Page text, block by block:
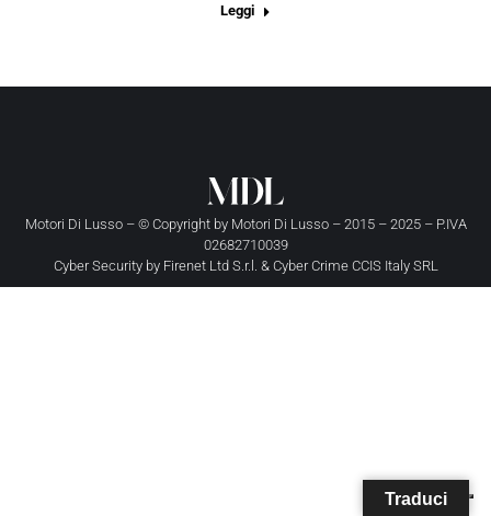
Leggi
Motori Di Lusso – © Copyright by Motori Di Lusso– 2015 – 2025 – P.IVA
02682710039
Cyber Security by Firenet Ltd S.r.l. & Cyber Crime CCIS Italy SRL
Traduci